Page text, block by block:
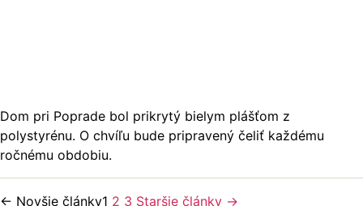
Dom pri Poprade bol prikrytý bielym plášťom z
polystyrénu. O chvíľu bude pripravený čeliť každému
ročnému obdobiu.
← Novšie články1 2 3 Staršie články →